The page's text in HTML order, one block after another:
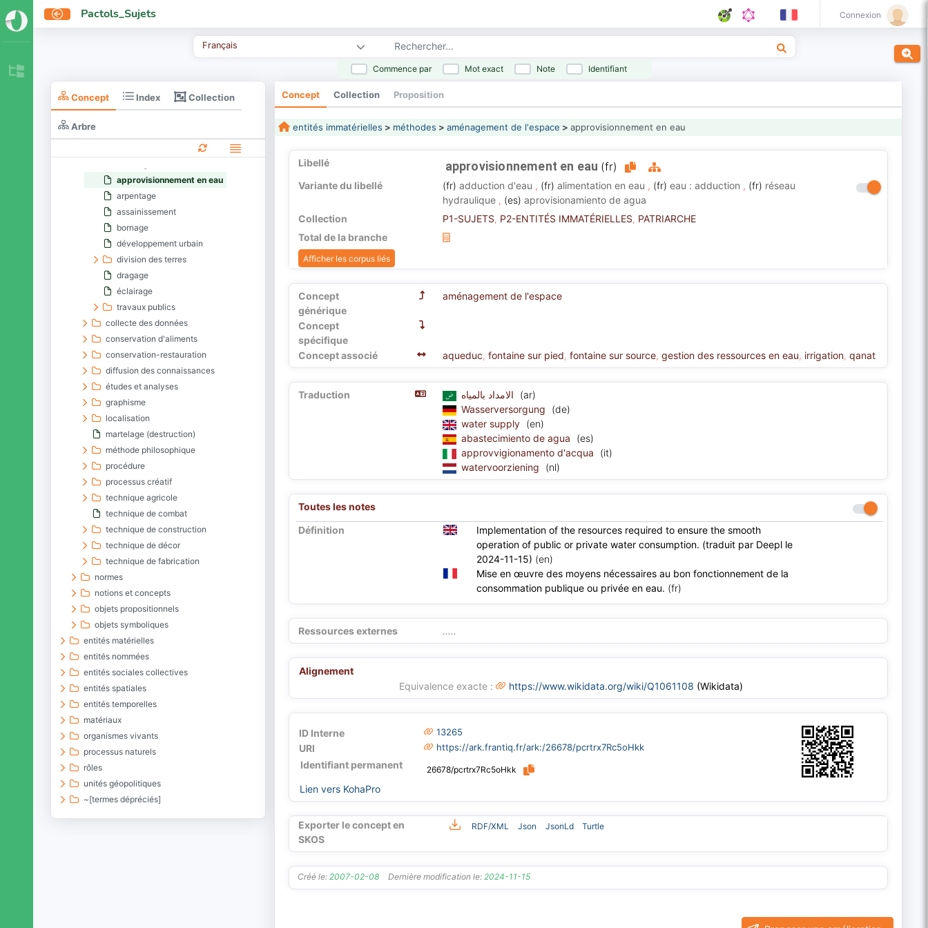
Pactols_Sujets Connexion
Français
Commence par Mot exact Note Identifiant
Concept Index Collection
Arbre
activités
entités immatérielles
méthodes
aménagement de l'espace
approvisionnement en eau
arpentage
assainissement
bornage
développement urbain
division des terres
dragage
éclairage
travaux publics
collecte des données
conservation d'aliments
conservation-restauration
diffusion des connaissances
études et analyses
graphisme
localisation
martelage (destruction)
méthode philosophique
procédure
processus créatif
technique agricole
technique de combat
technique de construction
technique de décor
technique de fabrication
normes
notions et concepts
objets propositionnels
objets symboliques
entités matérielles
entités nommées
entités sociales collectives
entités spatiales
entités temporelles
matériaux
organismes vivants
processus naturels
rôles
unités géopolitiques
~[termes dépréciés]
Concept Collection Proposition
entités immatérielles > méthodes > aménagement de l'espace > approvisionnement en eau
Libellé approvisionnement en eau (fr)
Variante du libellé (fr) adduction d'eau , (fr) alimentation en eau , (fr) eau : adduction , (fr) réseau
hydraulique, (es) aprovisionamiento de agua
Collection
P1-SUJETS P2-ENTITÉS IMMATÉRIELLES PATRIARCHE
Total de la branche
Afficher les corpus liés
Concept
générique
aménagement de l'espace
Concept
spécifique
Concept associé
aqueduc, fontaine sur pied, fontaine sur source, gestion des ressources en eau, irrigation, qanat
Traduction
(ar)
Wasserversorgung
(de)
water supply (en)
abastecimiento de agua
(es)
approvvigionamento d'acqua
(it)
watervoorziening
(nl)
Toutes les notes
Définition
Implementation of the resources required to ensure the smooth
operation of public or private water consumption. (traduit par Deepl le
2024-11-15) (en)
Mise en œuvre des moyens nécessaires au bon fonctionnement de la
consommation publique ou privée en eau. (fr)
Ressources externes .....
Alignement
Equivalence exacte :
https://www.wikidata.org/wiki/Q1061108 (Wikidata)
ID Interne 13265
URI https://ark.frantiq.fr/ark:/26678/pcrtrx7Rc5oHkk
Identifiant permanent 26678/pcrtrx7Rc5oHkk
Lien vers KohaPro
Exporter le concept en
SKOS
RDF/XML Json JsonLd Turtle
Créé le: 2007-02-08 Dernière modification le: 2024-11-15